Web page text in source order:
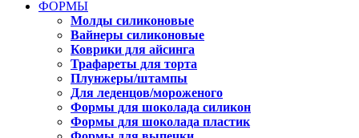
ФОРМЫ
Молды силиконовые
Вайнеры силиконовые
Коврики для айсинга
Трафареты для торта
Плунжеры/штампы
Для леденцов/мороженого
Формы для шоколада силикон
Формы для шоколада пластик